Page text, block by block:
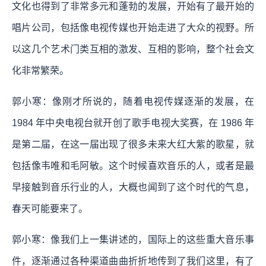
文化也得到了非常多元和蓬勃的发展，开始有了最开始的
唱片公司，包括像电视传媒也开始走进了大众的视野。所
以这几个艺术门类互相的激发、互相的影响，整个社会文
化非常繁荣。
郭小寒：像刚才所说的，随着电视传媒逐渐的发展，在
1984 年中央电视台就开创了歌手电视大奖赛，在 1986 年
是第二届，在这一届出现了很多未来大红大紫的歌星，就
包括像韦唯和毛阿敏。这个时候喜欢音乐的人，或者是最
早接触到音乐行业的人，大概也闻到了这个时代的气息，
春天可能要来了。
郭小寒：像我们上一集讲述的，国际上的这些重大音乐事
件，逐渐通过各种渠道曲曲折折地传到了我们这里，有了